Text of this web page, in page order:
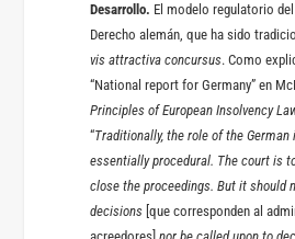
Desarrollo. El modelo regulatorio
Derecho alemán, que ha sido
vis attractiva concursus. Como
“National report for Germany” en
Principles of European Insolvency
“Traditionally, the role of the
essentially procedural. The court is
close the proceedings. But it should
decisions [que corresponden al